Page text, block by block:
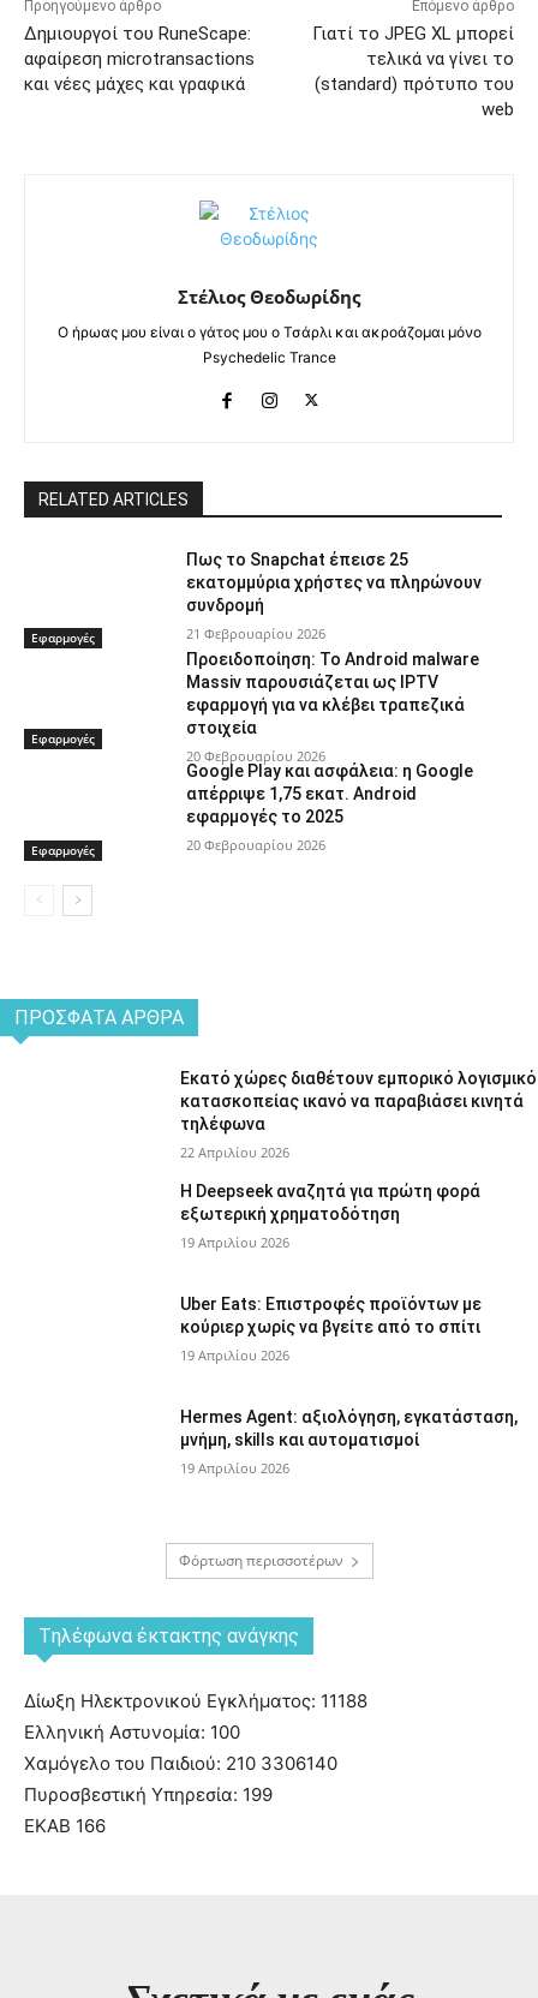
Προηγούμενο άρθρο
Δημιουργοί του RuneScape:
αφαίρεση microtransactions
και νέες μάχες και γραφικά
Επόμενο άρθρο
Γιατί το JPEG XL μπορεί
τελικά να γίνει το
(standard) πρότυπο του
web
Στέλιος Θεοδωρίδης
Ο ήρωας μου είναι ο γάτος μου ο Τσάρλι και ακροάζομαι μόνο
Psychedelic Trance
RELATED ARTICLES
Εφαρμογές
Πως το Snapchat έπεισε 25
εκατομμύρια χρήστες να πληρώνουν
συνδρομή
21 Φεβρουαρίου 2026
Εφαρμογές
Προειδοποίηση: Το Android malware
Massiv παρουσιάζεται ως IPTV
εφαρμογή για να κλέβει τραπεζικά
στοιχεία
20 Φεβρουαρίου 2026
Εφαρμογές
Google Play και ασφάλεια: η Google
απέρριψε 1,75 εκατ. Android
εφαρμογές το 2025
20 Φεβρουαρίου 2026
ΠΡΌΣΦΑΤΑ ΆΡΘΡΑ
Εκατό χώρες διαθέτουν εμπορικό λογισμικό
κατασκοπείας ικανό να παραβιάσει κινητά
τηλέφωνα
22 Απριλίου 2026
Η Deepseek αναζητά για πρώτη φορά
εξωτερική χρηματοδότηση
19 Απριλίου 2026
Uber Eats: Επιστροφές προϊόντων με
κούριερ χωρίς να βγείτε από το σπίτι
19 Απριλίου 2026
Hermes Agent: αξιολόγηση, εγκατάσταση,
μνήμη, skills και αυτοματισμοί
19 Απριλίου 2026
Φόρτωση περισσοτέρων
Tηλέφωνα έκτακτης ανάγκης
Δίωξη Ηλεκτρονικού Εγκλήματος: 11188
Ελληνική Αστυνομία: 100
Χαμόγελο του Παιδιού: 210 3306140
Πυροσβεστική Υπηρεσία: 199
ΕΚΑΒ 166